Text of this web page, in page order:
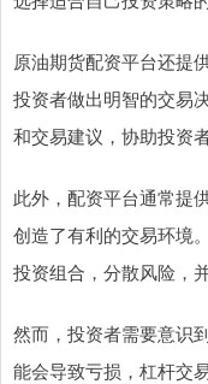
原油期货配资平台还提
投资者做出明智的交易
和交易建议，协助投资
此外，配资平台通常提
创造了有利的交易环境
投资组合，分散风险，
然而，投资者需要意识
能会导致亏损，杠杆交